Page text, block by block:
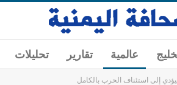
عالمية تقارير تحليلات
إلى استئناف الحرب بالكامل